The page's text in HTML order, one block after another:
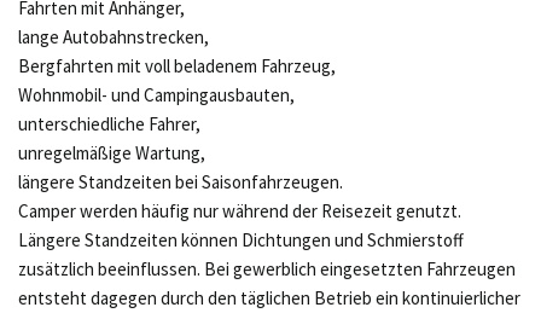
Fahrten mit Anhänger,
lange Autobahnstrecken,
Bergfahrten mit voll beladenem Fahrzeug,
Wohnmobil- und Campingausbauten,
unterschiedliche Fahrer,
unregelmäßige Wartung,
längere Standzeiten bei Saisonfahrzeugen.
Camper werden häufig nur während der Reisezeit genutzt.
Längere Standzeiten können Dichtungen und Schmierstoff
zusätzlich beeinflussen. Bei gewerblich eingesetzten Fahrzeugen
entsteht dagegen durch den täglichen Betrieb ein kontinuierlicher